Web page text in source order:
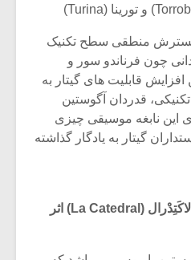
گسترش منطقی سطح تکنیک
چون فرناندو سور و
قابلیت های گیتار به
تکنیکی، قدردان آگوستین
این نابغه موسیقی چیزی
گیتار به یادگار گذاشته
یادداشت هایی برای قطعه لاکَتِدْرال (La Catedral) اثر